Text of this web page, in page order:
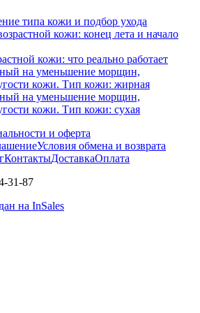
типа кожи и подбор ухода
кожи: конец лета и начало
кожи: что реально работает
на уменьшение морщин,
кожи. Тип кожи: жирная
на уменьшение морщин,
кожи. Тип кожи: сухая
и оферта
Условия обмена и возврата
КонтактыДоставкаОплата
31-87
на InSales